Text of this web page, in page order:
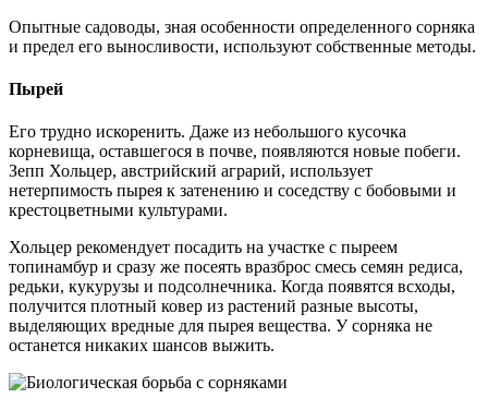
Опытные садоводы, зная особенности определенного сорняка
и предел его выносливости, используют собственные методы.
Пырей
Его трудно искоренить. Даже из небольшого кусочка
корневища, оставшегося в почве, появляются новые побеги.
Зепп Хольцер, австрийский аграрий, использует
нетерпимость пырея к затенению и соседству с бобовыми и
крестоцветными культурами.
Хольцер рекомендует посадить на участке с пыреем
топинамбур и сразу же посеять вразброс смесь семян редиса,
редьки, кукурузы и подсолнечника. Когда появятся всходы,
получится плотный ковер из растений разные высоты,
выделяющих вредные для пырея вещества. У сорняка не
останется никаких шансов выжить.